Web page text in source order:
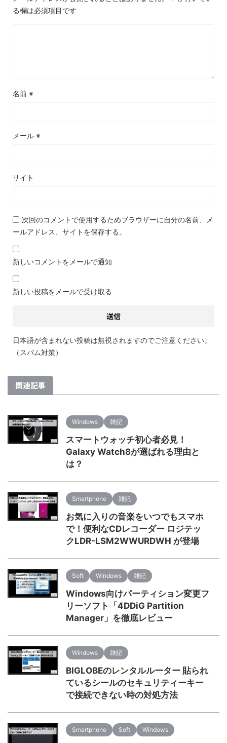
る欄は必須項目です
名前 ※
メール ※
サイト
次回のコメントで使用するためブラウザーに自分の名前、メ
ールアドレス、サイトを保存する。
新しいコメントをメールで通知
新しい投稿をメールで受け取る
日本語が含まれない投稿は無視されますのでご注意ください。
（スパム対策）
関連記事
Windows 雑記
スマートウォッチ初心者必見！
Galaxy Watch8が選ばれる理由と
は？
Smartphone 雑記
お気に入りの音楽をいつでもスマホ
で！便利なCDレコーダー ロジテッ
クLDR-LSM2WWURDWH が登場
Soft Windows 雑記
Windows向けパーティション変更フ
リーソフト「4DDiG Partition
Manager」を徹底レビュー
Windows 雑記
BIGLOBEのレンタルルーター 貼られ
ているシールのセキュリティーキー
で接続できない時の対処方法
Smartphone Soft Windows